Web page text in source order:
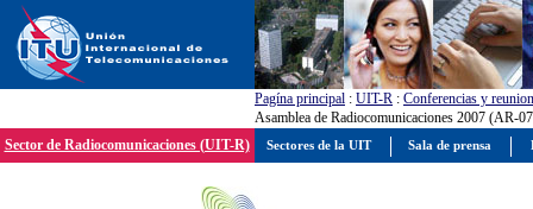
Pagína principal : UIT-R : Conferencias y
Asamblea de Radiocomunicaciones 2007 (AR-
Sector de Radiocomunicaciones (UIT-R)
Sectores de la UIT Sala de prensa